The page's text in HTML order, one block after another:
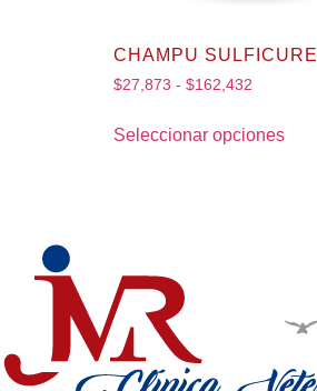
CHAMPU SULFICURE
$27,873 - $162,432
Seleccionar opciones